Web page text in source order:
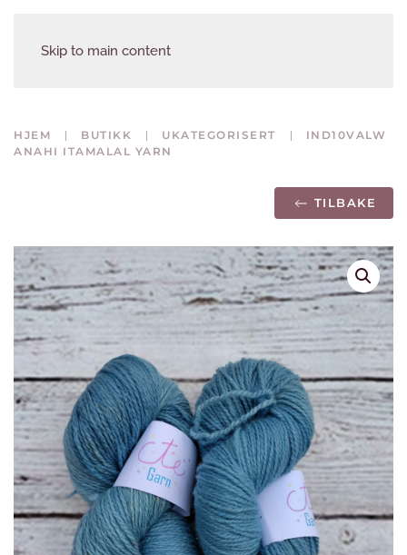
Skip to main content
HJEM BUTIKK UKATEGORISERT
IND10VALW
ANAHI ITAMALAL YARN
TILBAKE